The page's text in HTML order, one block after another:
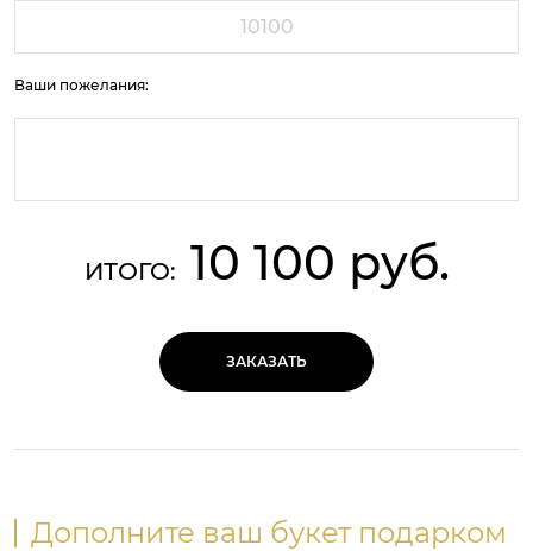
Ваши пожелания:
ИТОГО: 10 100 руб.
ЗАКАЗАТЬ
Дополните ваш букет подарком